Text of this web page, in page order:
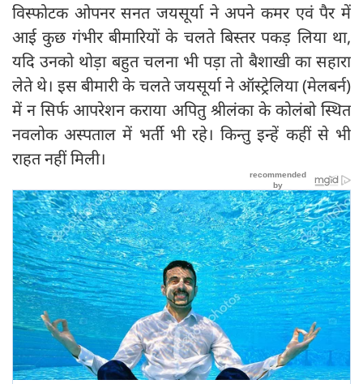
विस्फोटक ओपनर सनत जयसूर्या ने अपने कमर एवं पैर में
आई कुछ गंभीर बीमारियों के चलते बिस्तर पकड़ लिया था,
यदि उनको थोड़ा बहुत चलना भी पड़ा तो बैशाखी का सहारा
लेते थे। इस बीमारी के चलते जयसूर्या ने ऑस्ट्रेलिया (मेलबर्न)
में न सिर्फ आपरेशन कराया अपितु श्रीलंका के कोलंबो स्थित
नवलोक अस्पताल में भर्ती भी रहे। किन्तु इन्हें कहीं से भी
राहत नहीं मिली।